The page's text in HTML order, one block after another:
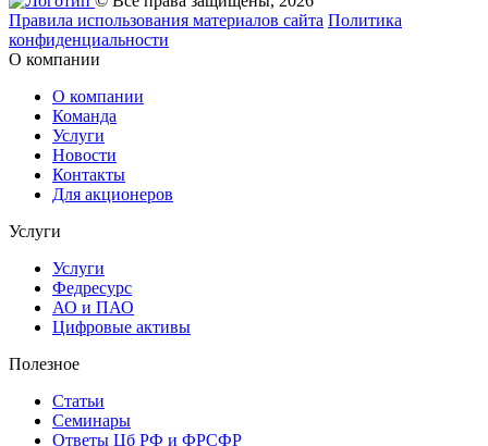
Правила использования материалов сайта Политика
конфиденциальности
О компании
О компании
Команда
Услуги
Новости
Контакты
Для акционеров
Услуги
Услуги
Федресурс
АО и ПАО
Цифровые активы
Полезное
Статьи
Cеминары
Ответы Цб РФ и ФРСФР